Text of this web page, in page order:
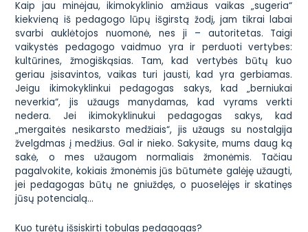
Kaip jau minėjau, ikimokyklinio amžiaus vaikas „sugeria“
kiekvieną iš pedagogo lūpų išgirstą žodį, jam tikrai labai
svarbi auklėtojos nuomonė, nes ji – autoritetas. Taigi
vaikystės pedagogo vaidmuo yra ir perduoti vertybes:
kultūrines, žmogiškąsias. Tam, kad vertybės būtų kuo
geriau įsisavintos, vaikas turi jausti, kad yra gerbiamas.
Jeigu ikimokyklinkui pedagogas sakys, kad „berniukai
neverkia“, jis užaugs manydamas, kad vyrams verkti
nedera. Jei ikimokyklinukui pedagogas sakys, kad
„mergaitės nesikarsto medžiais“, jis užaugs su nostalgija
žvelgdmas į medžius. Gal ir nieko. Sakysite, mums daug ką
sakė, o mes užaugom normaliais žmonėmis. Tačiau
pagalvokite, kokiais žmonėmis jūs būtumėte galėję užaugti,
jei pedagogas būtų ne gniuždęs, o puoselėjęs ir skatinęs
jūsų potencialą…
Kuo turėtų išsiskirti tobulas pedagogas?